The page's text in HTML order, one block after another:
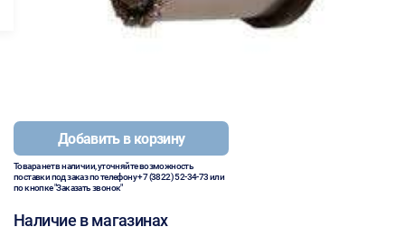
Добавить в корзину
Товара нет в наличии, уточняйте возможность
поставки под заказ по телефону+7 (3822) 52-34-73или
по кнопке "Заказать звонок"
Наличие в магазинах